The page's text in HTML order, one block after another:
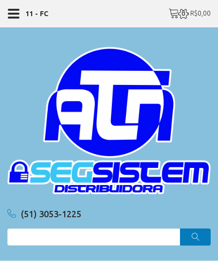
(51) 3053-1225
0 - R$0,00
11 - FC